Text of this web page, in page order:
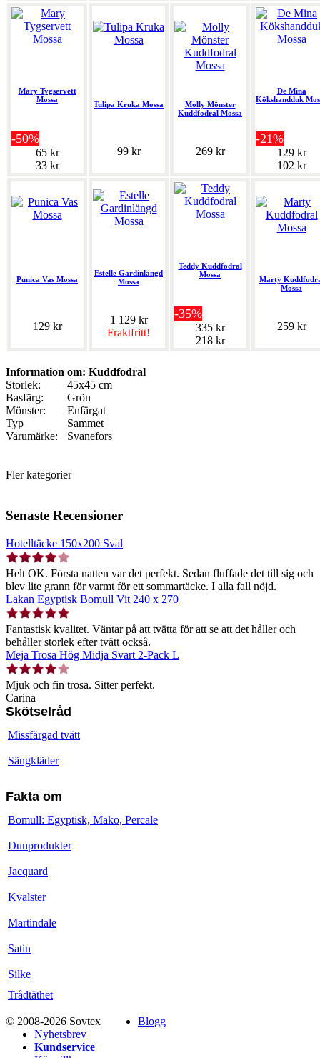
Mary Tygservett
Mossa
-50%
65 kr
33 kr
Tulipa Kruka Mossa
99 kr
Molly Mönster
Kuddfodral Mossa
269 kr
De Mina
Kökshandduk
-21%
129 kr
102 kr
Punica Vas Mossa
129 kr
Estelle Gardinlängd
Mossa
1 129 kr
Fraktfritt!
Teddy Kuddfodral
Mossa
-35%
335 kr
218 kr
Marty
Mossa
259 kr
Information om: Kuddfodral
Storlek:
45x45 cm
Basfärg:
Grön
Mönster:
Enfärgat
Typ
Sammet
Varumärke:
Svanefors
Fler kategorier
Senaste Recensioner
Hotelltäcke 150x200 Sval
Helt OK. Första natten var det perfekt. Sedan fluffade det till sig och
blev lite grann för varmt för ett sommartäcke. I alla fall nöjd.
Lakan Egyptisk Bomull Vit 240 x 270
Fantastisk kvalitet. Väntar på att tvätta för att se att det håller och
behåller storlek efter tvätt också.
Meja Trosa Hög Midja Svart 2-Pack L
Mjuk och fin trosa. Sitter perfekt.
Carina
Skötselråd
Missfärgad tvätt
Sängkläder
Fakta om
Bomull: Egyptisk, Mako, Percale
Dunprodukter
Jacquard
Kvalster
Martindale
Satin
Silke
Trådtäthet
© 2008-2026 Sovtex
Blogg
Nyhetsbrev
Kundservice